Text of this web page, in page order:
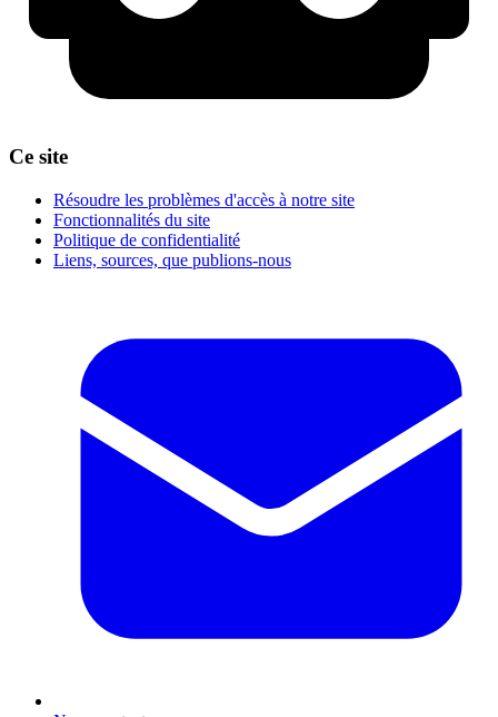
Ce site
Résoudre les problèmes d'accès à notre site
Fonctionnalités du site
Politique de confidentialité
Liens, sources, que publions-nous